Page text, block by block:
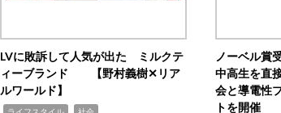
LVに敗訴して人気が出た ミルクテ
ィーブランド 【野村義樹✕リア
ルワールド】
ノーベル賞
中高生を直
会と導電性
トを開催